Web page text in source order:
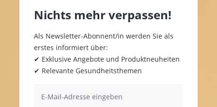
Nichts mehr verpassen!
Als Newsletter-Abonnent/in werden Sie als
erstes informiert über:
✔ Exklusive Angebote und Produktneuheiten
✔ Relevante Gesundheitsthemen